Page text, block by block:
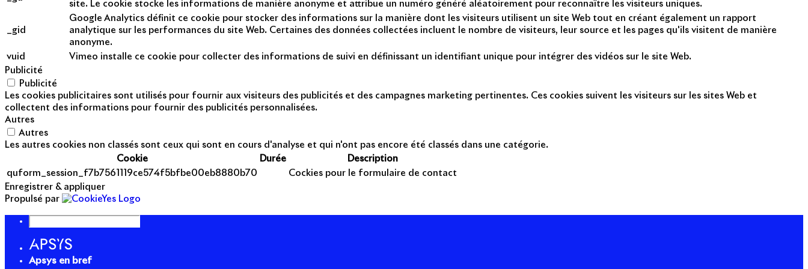
site. Le cookie stocke les informations de manière anonyme et attribue un numéro généré aléatoirement pour reconnaître les visiteurs uniques.
_gid
Google Analytics définit ce cookie pour stocker des informations sur la manière dont les visiteurs utilisent un site Web tout en créant également un rapport
analytique sur les performances du site Web. Certaines des données collectées incluent le nombre de visiteurs, leur source et les pages qu'ils visitent de manière
anonyme.
vuid
Vimeo installe ce cookie pour collecter des informations de suivi en définissant un identifiant unique pour intégrer des vidéos sur le site Web.
Publicité
Publicité
Les cookies publicitaires sont utilisés pour fournir aux visiteurs des publicités et des campagnes marketing pertinentes. Ces cookies suivent les visiteurs sur les sites Web et
collectent des informations pour fournir des publicités personnalisées.
Autres
Autres
Les autres cookies non classés sont ceux qui sont en cours d'analyse et qui n'ont pas encore été classés dans une catégorie.
Cookie
Durée
Description
quform_session_f7b7561119ce574f5bfbe00eb8880b70
Cockies pour le formulaire de contact
Enregistrer & appliquer
Propulsé par
Apsys en bref